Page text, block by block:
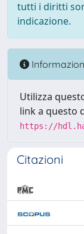
tutti i diritti
indicazione.
Utilizza
link a questo
https://
Citazioni